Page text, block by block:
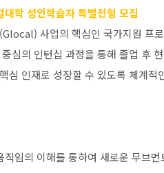
대학 성인학습자 특별전형 모집
(Glocal) 사업의 핵심인 국가지원 프
심의 인턴십 과정을 통해 졸업 후
심 인재로 성장할 수 있도록 체계적
임의 이해를 통하여 새로운 무브